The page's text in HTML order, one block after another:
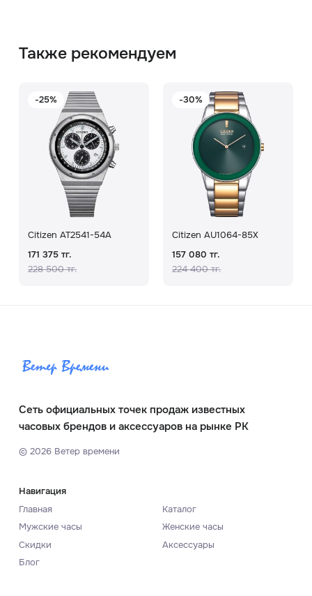
Также рекомендуем
-25%
Citizen AT2541-54A
171 375 тг.
228 500 тг.
-30%
Citizen AU1064-85X
157 080 тг.
224 400 тг.
Сеть официальных точек продаж известных
часовых брендов и аксессуаров на рынке РК
© 2026Ветер времени
Навигация
Главная
Каталог
Мужские часы
Женские часы
Скидки
Аксессуары
Блог